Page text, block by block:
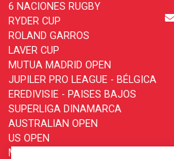
6 NACIONES RUGBY
RYDER CUP
ROLAND GARROS
LAVER CUP
MUTUA MADRID OPEN
JUPILER PRO LEAGUE - BÉLGICA
EREDIVISIE - PAISES BAJOS
SUPERLIGA DINAMARCA
AUSTRALIAN OPEN
US OPEN
MOTOGP